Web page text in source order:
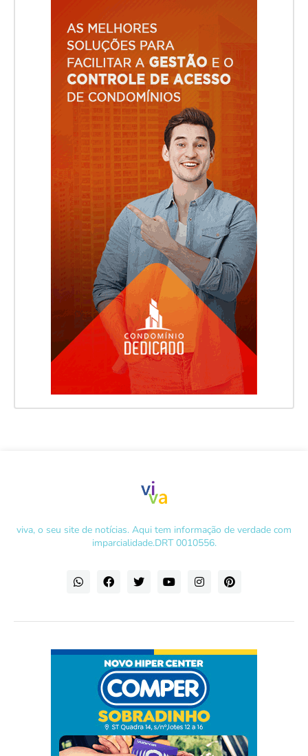
viva, o seu site de notícias. Aqui tem informação de verdade com
imparcialidade.DRT 0010556.